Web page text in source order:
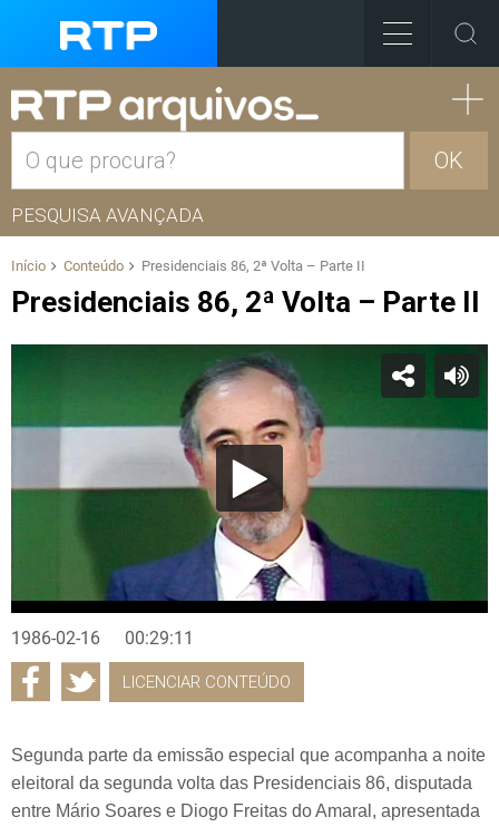
OK
PESQUISA AVANÇADA
Início Conteúdo Presidenciais 86, 2ª Volta – Parte II
Presidenciais 86, 2ª Volta – Parte II
1986-02-16 00:29:11
LICENCIAR CONTEÚDO
Segunda parte da emissão especial que acompanha a noite
eleitoral da segunda volta das Presidenciais 86, disputada
entre Mário Soares e Diogo Freitas do Amaral, apresentada